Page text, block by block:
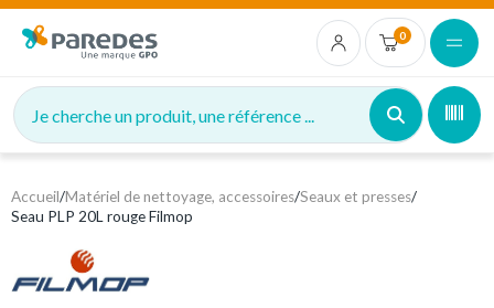
0
Je cherche un produit, une référence ...
Accueil/Matériel de nettoyage, accessoires/Seaux et presses/
Seau PLP 20L rouge Filmop